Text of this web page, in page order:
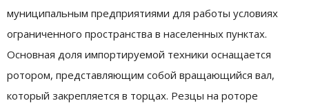
муниципальным предприятиями для работы условиях
ограниченного пространства в населенных пунктах.
Основная доля импортируемой техники оснащается
ротором, представляющим собой вращающийся вал,
который закрепляется в торцах. Резцы на роторе